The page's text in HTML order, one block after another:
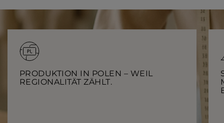
PRODUKTION IN POLEN – WEIL
REGIONALITÄT ZÄHLT.